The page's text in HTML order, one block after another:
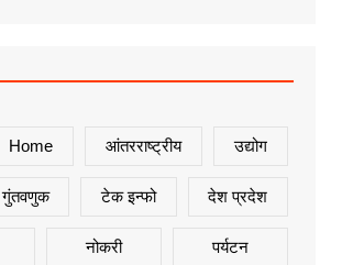
Home आंतरराष्ट्रीय उद्योग
गुंतवणुक टेक इन्फो देश प्रदेश
नोकरी पर्यटन